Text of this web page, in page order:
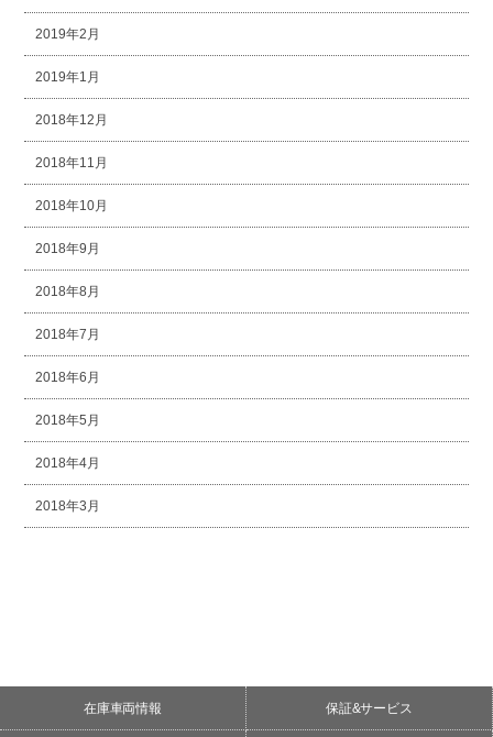
2019年2月
2019年1月
2018年12月
2018年11月
2018年10月
2018年9月
2018年8月
2018年7月
2018年6月
2018年5月
2018年4月
2018年3月
在庫車両情報 保証&サービス